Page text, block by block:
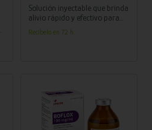
Solución inyectable que brinda
alivio rápido y efectivo para
cerdos con su fórmula
concentrada de Ketoprofeno.
Recíbelo en 72 h.